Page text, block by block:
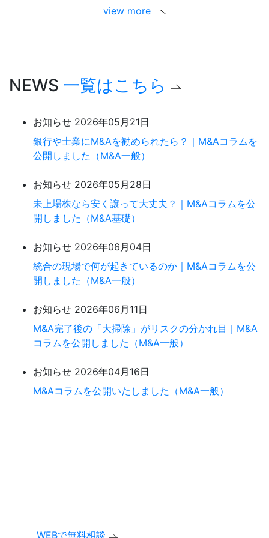
view more
NEWS 一覧はこちら
お知らせ 2026年05月21日
銀行や士業にM&Aを勧められたら？｜M&Aコラムを
公開しました（M&A一般）
お知らせ 2026年05月28日
未上場株なら安く譲って大丈夫？｜M&Aコラムを公
開しました（M&A基礎）
お知らせ 2026年06月04日
統合の現場で何が起きているのか｜M&Aコラムを公
開しました（M&A一般）
お知らせ 2026年06月11日
M&A完了後の「大掃除」がリスクの分かれ目｜M&A
コラムを公開しました（M&A一般）
お知らせ 2026年04月16日
M&Aコラムを公開いたしました（M&A一般）
WEBで無料相談